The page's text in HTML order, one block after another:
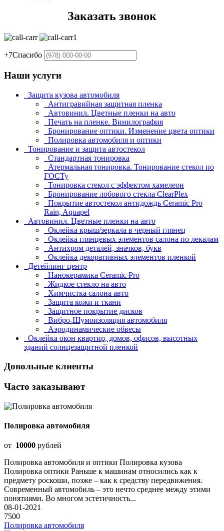
Заказать звонок
+7Спасибо
Наши услуги
Защита кузова автомобиля
Антигравийная защитная пленка
Автовинил. Цветные пленки на авто
Печать на пленке. Винилография
Бронирование оптики. Изменение цвета оптики
Полировка автомобиля и оптики
Тонирование и защита автостекол
Стандартная тонировка
Атермальная тонировка. Тонирование стекол по
ГОСТу
Тонировка стекол с эффектом хамелеон
Бронирование лобового стекла ClearPlex
Покрытие автостекол антидождь Ceramic Pro
Rain, Aquapel
Автовинил. Цветные пленки на авто
Оклейка крыш/зеркала в черный глянец
Оклейка глянцевых элементов салона по лекалам
Антихром деталей, значков, букв
Оклейка декоративных элементов пленкой
Детейлинг центр
Нанокерамика Ceramic Pro
Жидкое стекло на авто
Химчистка салона авто
Защита кожи и ткани
Защитное покрытие дисков
Вибро-Шумоизоляция автомобиля
Аэродинамические обвесы
Оклейка окон квартир, домов, офисов, высотных
зданий солнцезащитной пленкой
Довольные клиенты
Часто заказывают
Полировка автомобиля
от 10000 рублей
Полировка автомобиля и оптики Полировка кузова
Полировка оптики Раньше к машинам относились как к
предмету роскоши, позже – как к средству передвижения.
Современный автомобиль – это нечто среднее между этими
понятиями. Во многом эстетичность...
08-01-2021
7500
Полировка автомобиля